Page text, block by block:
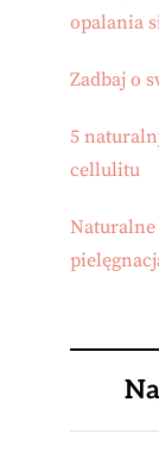
opalania
Zadbaj o
5
cellulitu
Naturalne